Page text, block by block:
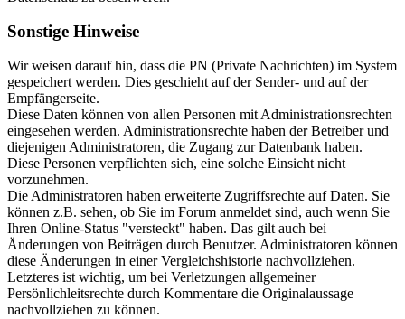
Sonstige Hinweise
Wir weisen darauf hin, dass die PN (Private Nachrichten) im System
gespeichert werden. Dies geschieht auf der Sender- und auf der
Empfängerseite.
Diese Daten können von allen Personen mit Administrationsrechten
eingesehen werden. Administrationsrechte haben der Betreiber und
diejenigen Administratoren, die Zugang zur Datenbank haben.
Diese Personen verpflichten sich, eine solche Einsicht nicht
vorzunehmen.
Die Administratoren haben erweiterte Zugriffsrechte auf Daten. Sie
können z.B. sehen, ob Sie im Forum anmeldet sind, auch wenn Sie
Ihren Online-Status "versteckt" haben. Das gilt auch bei
Änderungen von Beiträgen durch Benutzer. Administratoren können
diese Änderungen in einer Vergleichshistorie nachvollziehen.
Letzteres ist wichtig, um bei Verletzungen allgemeiner
Persönlichleitsrechte durch Kommentare die Originalaussage
nachvollziehen zu können.